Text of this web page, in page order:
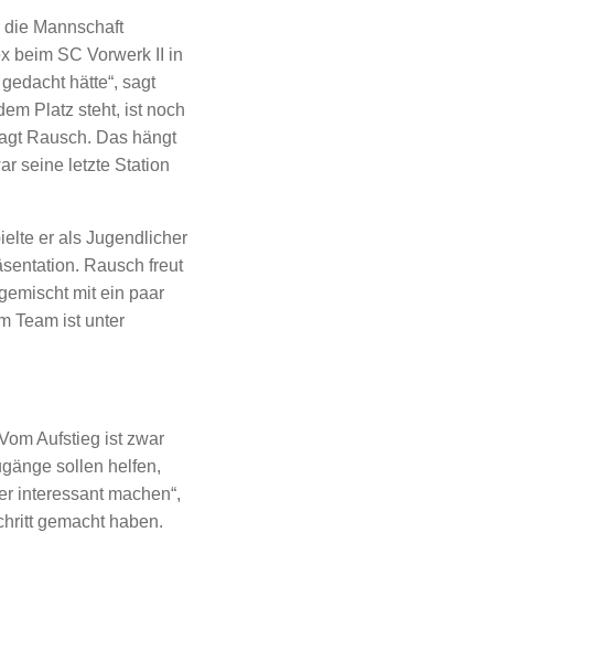
Mannschaft
beim SC Vorwerk II in
hätte“, sagt
Platz steht, ist noch
Rausch. Das hängt
seine letzte Station
er als Jugendlicher
Rausch freut
mit ein paar
Team ist unter
Aufstieg ist zwar
sollen helfen,
interessant machen“,
gemacht haben.